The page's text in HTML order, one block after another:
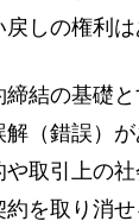
しの権利は
結の基礎
解（錯誤）
取引上の
を取り消せ